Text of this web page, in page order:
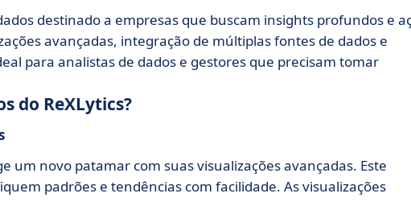
destinado a empresas que buscam insights profundos e
avançadas, integração de múltiplas fontes de dados e
para analistas de dados e gestores que precisam tomar
do ReXLytics?
um novo patamar com suas visualizações avançadas. Este
padrões e tendências com facilidade. As visualizações